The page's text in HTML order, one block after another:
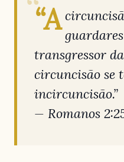
“A
transgressor
circuncisão se
incircuncisão.”
— Romanos